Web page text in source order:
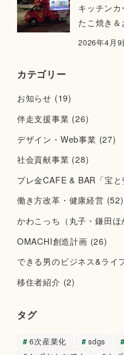
キッチン
たこ焼き＆
2026年4月9
カテゴリー
お知らせ (19)
伴走支援事業 (26)
デザイン・Web事業 (27)
社会貢献事業 (28)
プレ金CAFE & BAR「宝と
働き方改革・健康経営 (52)
かわこっち（丸子・鎌田ほ
OMACHI創造計画 (26)
できる男のビジネス&ライ
移住者紹介 (2)
タグ
6次産業化 sdgs